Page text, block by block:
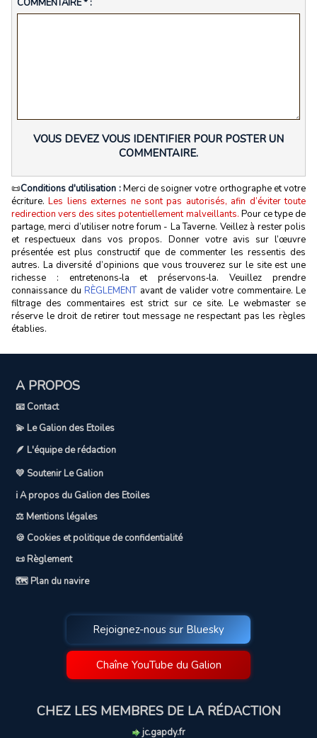
COMMENTAIRE * :
VOUS DEVEZ VOUS IDENTIFIER POUR POSTER UN
COMMENTAIRE.
📜Conditions d'utilisation :Merci de soigner votre orthographe et votre
écriture.Les liens externes ne sont pas autorisés, afin d’éviter toute
redirection vers des sites potentiellement malveillants. Pour ce type de
partage, merci d’utiliser notre forum - La Taverne. Veillez à rester polis
et respectueux dans vos propos. Donner votre avis sur l’œuvre
présentée est plus constructif que de commenter les ressentis des
autres. La diversité d’opinions que vous trouverez sur le site est une
richesse : entretenons‑la et préservons‑la. Veuillez prendre
connaissance du RÈGLEMENTavant de valider votre commentaire. Le
filtrage des commentaires est strict sur ce site. Le webmaster se
réserve le droit de retirer tout message ne respectant pas les règles
établies.
A PROPOS
📧 Contact
💫 Le Galion des Etoiles
🪶 L'équipe de rédaction
💛 Soutenir Le Galion
ℹ️ A propos du Galion des Etoiles
⚖️ Mentions légales
🍪 Cookies et politique de confidentialité
📜 Règlement
🗺️ Plan du navire
Rejoignez-nous sur Bluesky
Chaîne YouTube du Galion
CHEZ LES MEMBRES DE LA RÉDACTION
jc.gapdy.fr